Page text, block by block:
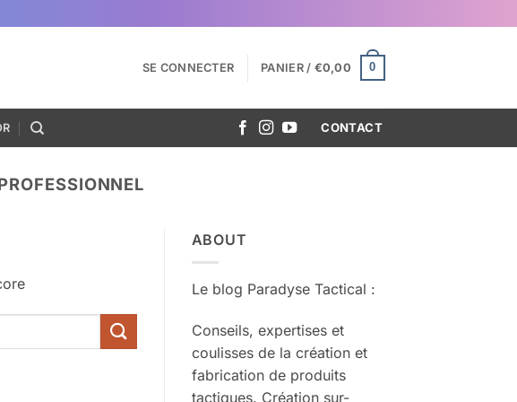
SE CONNECTER PANIER / €0,00 0
CONTACT
ABOUT
Le blog Paradyse Tactical :
Conseils, expertises et
coulisses de la création et
fabrication de produits
tactiques. Création sur-